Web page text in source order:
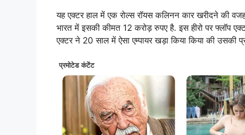
यह एक्टर हाल में एक रोल्स रॉयस कलिनन कार खरीदने की
भारत में इसकी कीमत 12 करोड़ रुपए है. इस हीरो पर फ्लॉप
एक्टर ने 20 साल में ऐसा एम्पायर खड़ा किया किया की उसकी